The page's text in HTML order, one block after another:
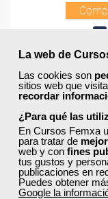
La web de
Las cookies son
sitios web que
recordar
¿Para qué las
En Cursos Femxa
para tratar de
web y con fines
tus gustos y
publicaciones en
Puedes obtener
Google la